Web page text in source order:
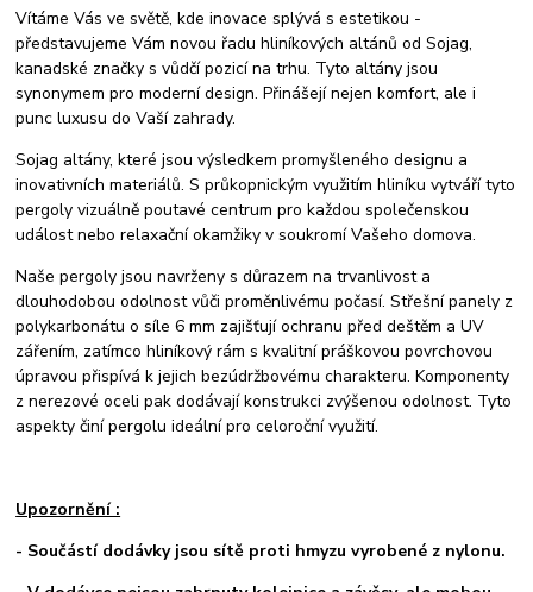
Vítáme Vás ve světě, kde inovace splývá s estetikou -
představujeme Vám novou řadu hliníkových altánů od Sojag,
kanadské značky s vůdčí pozicí na trhu. Tyto altány jsou
synonymem pro moderní design. Přinášejí nejen komfort, ale i
punc luxusu do Vaší zahrady.
Sojag altány, které jsou výsledkem promyšleného designu a
inovativních materiálů. S průkopnickým využitím hliníku vytváří tyto
pergoly vizuálně poutavé centrum pro každou společenskou
událost nebo relaxační okamžiky v soukromí Vašeho domova.
Naše pergoly jsou navrženy s důrazem na trvanlivost a
dlouhodobou odolnost vůči proměnlivému počasí. Střešní panely z
polykarbonátu o síle 6 mm zajišťují ochranu před deštěm a UV
zářením, zatímco hliníkový rám s kvalitní práškovou povrchovou
úpravou přispívá k jejich bezúdržbovému charakteru. Komponenty
z nerezové oceli pak dodávají konstrukci zvýšenou odolnost. Tyto
aspekty činí pergolu ideální pro celoroční využití.
Upozornění :
- Součástí dodávky jsou sítě proti hmyzu vyrobené z nylonu.